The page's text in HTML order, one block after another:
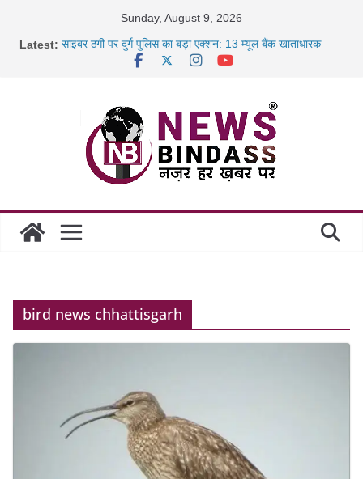
Sunday, August 9, 2026
Latest: साइबर ठगी पर दुर्ग पुलिस का बड़ा एक्शन: 13 म्यूल बैंक खाताधारक
रायपुर में कल्याण ज्वेलर्स में डकैती की साजिश नाकाम, दिल्ली-बिहार
छत्तीसगढ़ में 1460 गोधाम होंगे स्थापित, हर विकासखंड के 10 उत्कृष्ट
गोठानों
bird news chhattisgarh